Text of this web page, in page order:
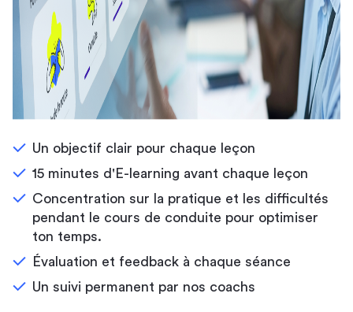
Un objectif clair pour chaque leçon
15 minutes d'E-learning avant chaque leçon
Concentration sur la pratique et les difficultés
pendant le cours de conduite pour optimiser
ton temps.
Évaluation et feedback à chaque séance
Un suivi permanent par nos coachs